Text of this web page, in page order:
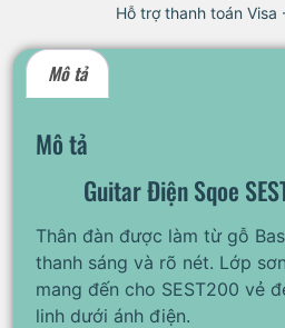
Hỗ trợ thanh toán Visa
Mô tả
Mô tả
Guitar Điện Sqoe
Thân đàn được làm từ gỗ
thanh sáng và rõ nét. Lớp
mang đến cho SEST200 vẻ
linh dưới ánh điện.